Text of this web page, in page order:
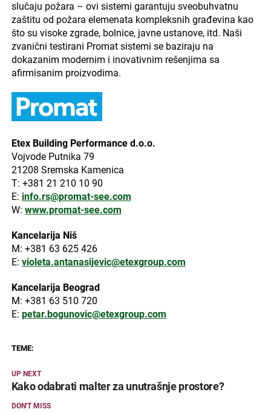
slučaju požara – ovi sistemi garantuju sveobuhvatnu
zaštitu od požara elemenata kompleksnih građevina kao
što su visoke zgrade, bolnice, javne ustanove, itd. Naši
zvanični testirani Promat sistemi se baziraju na
dokazanim modernim i inovativnim rešenjima sa
afirmisanim proizvodima.
Etex Building Performance d.o.o.
Vojvode Putnika 79
21208 Sremska Kamenica
T: +381 21 210 10 90
E: info.rs@promat-see.com
W: www.promat-see.com
Kancelarija Niš
M: +381 63 625 426
E: violeta.antanasijevic@etexgroup.com
Kancelarija Beograd
M: +381 63 510 720
E: petar.bogunovic@etexgroup.com
TEME:
UP NEXT
Kako odabrati malter za unutrašnje prostore?
DON'T MISS